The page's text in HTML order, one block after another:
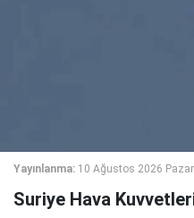
Yayınlanma: 10 Ağustos 2026
Suriye Hava